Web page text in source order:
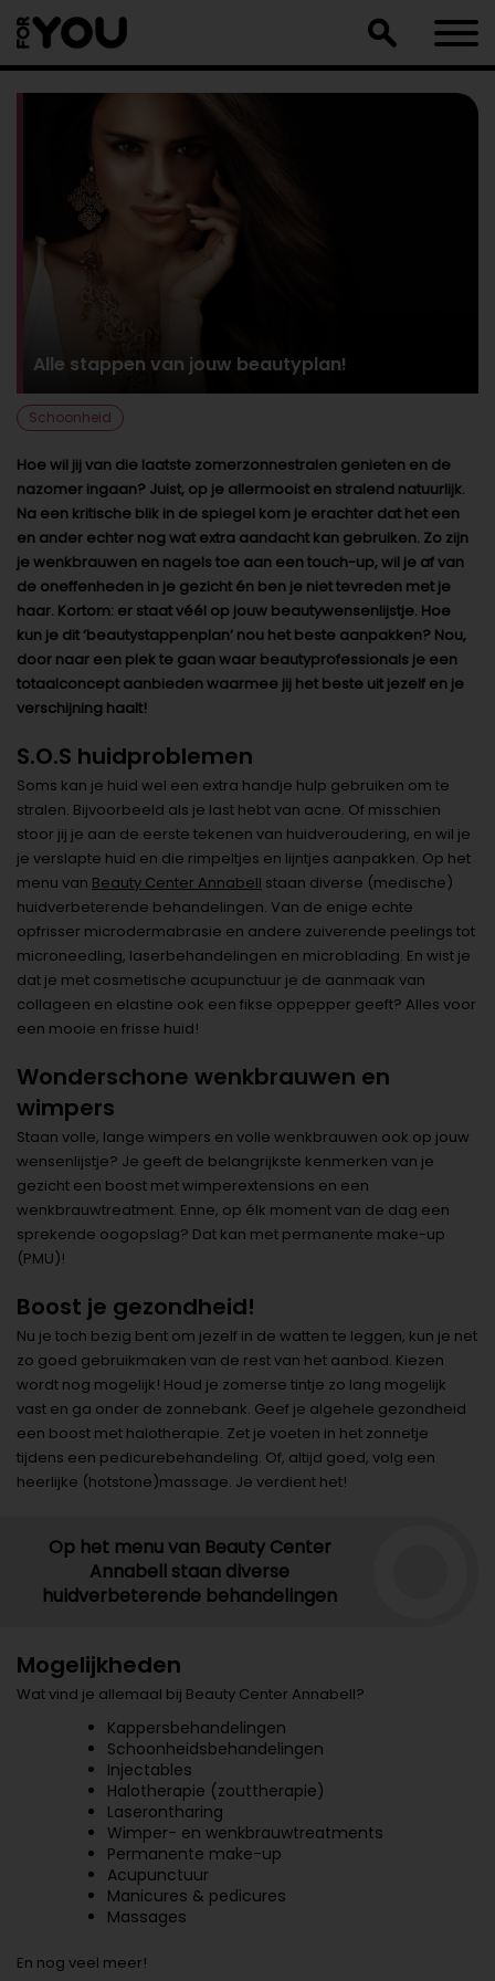
naar
artikel
Alle stappen van jouw beautyplan!
Schoonheid
Hoe wil jij van die laatste zomerzonnestralen genieten en de
nazomer ingaan? Juist, op je allermooist en stralend natuurlijk.
Na een kritische blik in de spiegel kom je erachter dat het een
en ander echter nog wat extra aandacht kan gebruiken. Zo zijn
je wenkbrauwen en nagels toe aan een touch-up, wil je af van
de oneffenheden in je gezicht én ben je niet tevreden met je
haar. Kortom: er staat véél op jouw beautywensenlijstje. Hoe
kun je dit ‘beautystappenplan’ nou het beste aanpakken? Nou,
door naar een plek te gaan waar beautyprofessionals je een
totaalconcept aanbieden waarmee jij het beste uit jezelf en je
verschijning haalt!
S.O.S huidproblemen
Soms kan je huid wel een extra handje hulp gebruiken om te
stralen. Bijvoorbeeld als je last hebt van acne. Of misschien
stoor jij je aan de eerste tekenen van huidveroudering, en wil je
je verslapte huid en die rimpeltjes en lijntjes aanpakken. Op het
menu van Beauty Center Annabell staan diverse (medische)
huidverbeterende behandelingen. Van de enige echte
opfrisser microdermabrasie en andere zuiverende peelings tot
microneedling, laserbehandelingen en microblading. En wist je
dat je met cosmetische acupunctuur je de aanmaak van
collageen en elastine ook een fikse oppepper geeft? Alles voor
een mooie en frisse huid!
Wonderschone wenkbrauwen en
wimpers
Staan volle, lange wimpers en volle wenkbrauwen ook op jouw
wensenlijstje? Je geeft de belangrijkste kenmerken van je
gezicht een boost met wimperextensions en een
wenkbrauwtreatment. Enne, op élk moment van de dag een
sprekende oogopslag? Dat kan met permanente make-up
(PMU)!
Boost je gezondheid!
Nu je toch bezig bent om jezelf in de watten te leggen, kun je net
zo goed gebruikmaken van de rest van het aanbod. Kiezen
wordt nog mogelijk! Houd je zomerse tintje zo lang mogelijk
vast en ga onder de zonnebank. Geef je algehele gezondheid
een boost met halotherapie. Zet je voeten in het zonnetje
tijdens een pedicurebehandeling. Of, altijd goed, volg een
heerlijke (hotstone)massage. Je verdient het!
Op het menu van Beauty Center
Annabell staan diverse
huidverbeterende behandelingen
Mogelijkheden
Wat vind je allemaal bij Beauty Center Annabell?
Kappersbehandelingen
Schoonheidsbehandelingen
Injectables
Halotherapie (zouttherapie)
Laserontharing
Wimper- en wenkbrauwtreatments
Permanente make-up
Acupunctuur
Manicures & pedicures
Massages
En nog veel meer!